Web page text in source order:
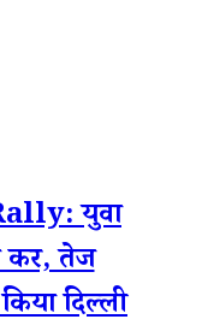
युवा
कर, तेज
दिल्ली